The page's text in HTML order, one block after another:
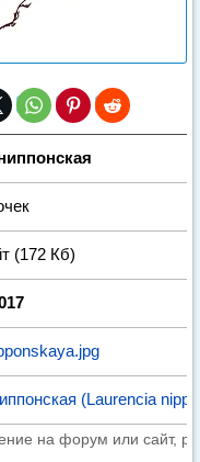
(172 Кб)
(Laurencia
на форум или сайт,